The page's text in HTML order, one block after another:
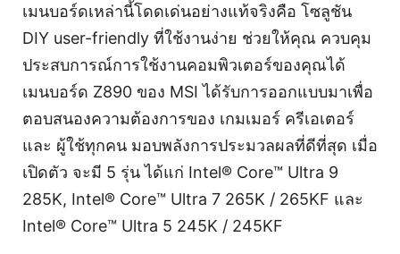
เมนบอร์ดเหล่านี้โดดเด่นอย่างแท้จริงคือ โซลูชัน
DIY user-friendly ที่ใช้งานง่าย ช่วยให้คุณ ควบคุม
ประสบการณ์การใช้งานคอมพิวเตอร์ของคุณได้
เมนบอร์ด Z890 ของ MSI ได้รับการออกแบบมาเพื่อ
ตอบสนองความต้องการของ เกมเมอร์ ครีเอเตอร์
และ ผู้ใช้ทุกคน มอบพลังการประมวลผลที่ดีที่สุด เมื่อ
เปิดตัว จะมี 5 รุ่น ได้แก่ Intel® Core™ Ultra 9
285K, Intel® Core™ Ultra 7 265K / 265KF และ
Intel® Core™ Ultra 5 245K / 245KF